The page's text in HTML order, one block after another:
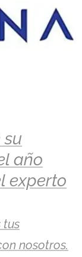
año
experto
tus
nosotros.